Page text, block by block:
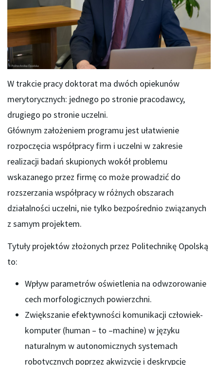
W trakcie pracy doktorat ma dwóch opiekunów
merytorycznych: jednego po stronie pracodawcy,
drugiego po stronie uczelni.
Głównym założeniem programu jest ułatwienie
rozpoczęcia współpracy firm i uczelni w zakresie
realizacji badań skupionych wokół problemu
wskazanego przez firmę co może prowadzić do
rozszerzania współpracy w różnych obszarach
działalności uczelni, nie tylko bezpośrednio związanych
z samym projektem.
Tytuły projektów złożonych przez Politechnikę Opolską
to:
Wpływ parametrów oświetlenia na odwzorowanie
cech morfologicznych powierzchni.
Zwiększanie efektywności komunikacji człowiek-
komputer (human – to –machine) w języku
naturalnym w autonomicznych systemach
robotycznych poprzez akwizycję i deskrypcję